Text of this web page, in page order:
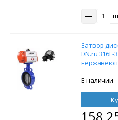
Затвор
DN.ru 316L-
двойного
YT-1000RSI
В наличии
158